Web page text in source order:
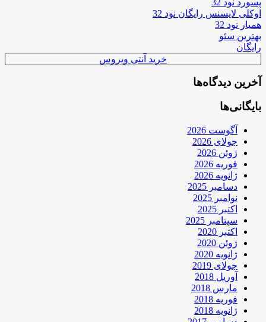
اوکلی لایسنس رایگان نود 32
همیار نود 32
بهترین سئو
رایگان
خرید آنتی ویروس
آخرین دیدگاه‌ها
بایگانی‌ها
آگوست 2026
جولای 2026
ژوئن 2026
فوریه 2026
ژانویه 2026
دسامبر 2025
نوامبر 2025
اکتبر 2025
سپتامبر 2025
اکتبر 2020
ژوئن 2020
ژانویه 2020
جولای 2019
آوریل 2018
مارس 2018
فوریه 2018
ژانویه 2018